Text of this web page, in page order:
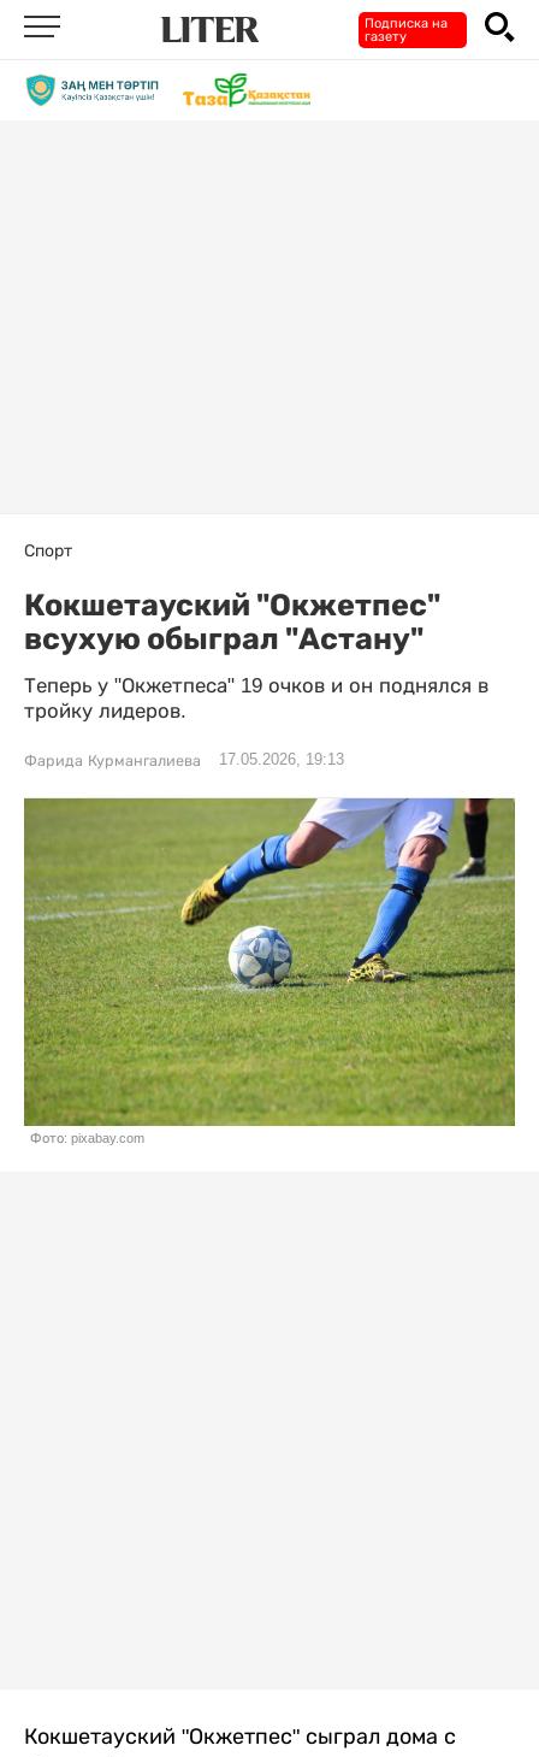
Подписка на
газету
Спорт
Кокшетауский "Окжетпес"
всухую обыграл "Астану"
Теперь у "Окжетпеса" 19 очков и он поднялся в
тройку лидеров.
Фарида Курмангалиева 17.05.2026, 19:13
Фото: pixabay.com
Кокшетауский "Окжетпес" сыграл дома с